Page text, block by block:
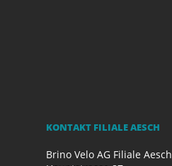
KONTAKT FILIALE AESCH
Brino Velo AG Filiale Aesch